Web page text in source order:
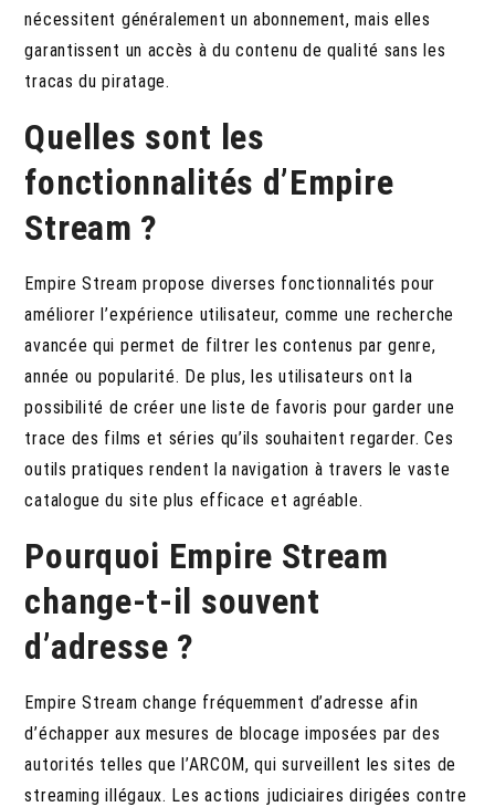
nécessitent généralement un abonnement, mais elles
garantissent un accès à du contenu de qualité sans les
tracas du piratage.
Quelles sont les
fonctionnalités d’Empire
Stream ?
Empire Stream propose diverses fonctionnalités pour
améliorer l’expérience utilisateur, comme une recherche
avancée qui permet de filtrer les contenus par genre,
année ou popularité. De plus, les utilisateurs ont la
possibilité de créer une liste de favoris pour garder une
trace des films et séries qu’ils souhaitent regarder. Ces
outils pratiques rendent la navigation à travers le vaste
catalogue du site plus efficace et agréable.
Pourquoi Empire Stream
change-t-il souvent
d’adresse ?
Empire Stream change fréquemment d’adresse afin
d’échapper aux mesures de blocage imposées par des
autorités telles que l’ARCOM, qui surveillent les sites de
streaming illégaux. Les actions judiciaires dirigées contre